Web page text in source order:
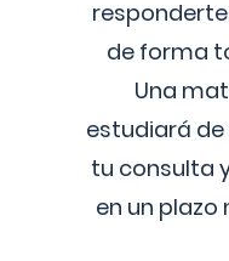
de forma
Una
estudiará
tu consulta
en un plazo